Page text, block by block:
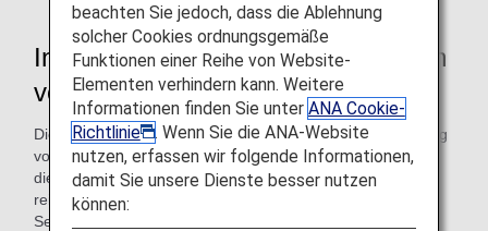
Informationen zu Codeshare-Flügen
von Japan Air Commuter
Diese Flüge werden mit einem Flugzeug und der Besatzung
von Japan Air Commuter durchgeführt. Bitte bestätigen Sie
die folgenden Angaben, wenn Sie mit Japan Air Commuter
reisen, da sich die Verfahren am Flughafen sowie die
Services/Regeln von denen für von ANA durchgeführten
beachten Sie jedoch, dass die Ablehnung
solcher Cookies ordnungsgemäße
Funktionen einer Reihe von Website-
Elementen verhindern kann. Weitere
Informationen finden Sie unter ANA Cookie-
Richtlinie
. Wenn Sie die ANA-Website
nutzen, erfassen wir folgende Informationen,
damit Sie unsere Dienste besser nutzen
können: